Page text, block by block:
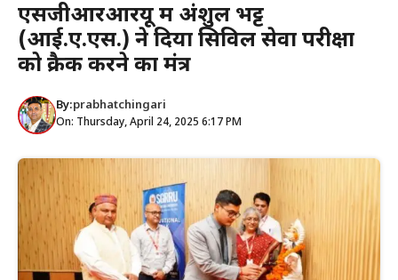
एसजीआरआरयू में अंशुल भट्ट
(आई.ए.एस.) ने दिया सिविल सेवा परीक्षा
को क्रैक करने का मंत्र
By:prabhatchingari
On: Thursday, April 24, 2025 6:17 PM